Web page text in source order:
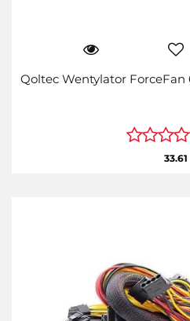
Qoltec Wentylator ForceFan
33.61